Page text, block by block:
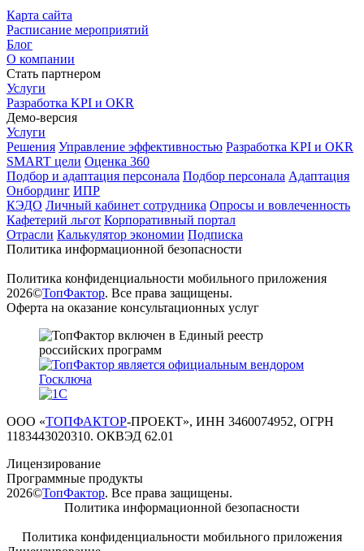
Карта сайта
Расписание мероприятий
Блог
О компании
Стать партнером
Услуги
Разработка KPI и OKR
Демо-версия
Услуги
Решения Управление эффективностью Разработка KPI и OKR
SMART цели Оценка 360
Подбор и адаптация персонала Подбор персонала Адаптация
Онбординг ИПР
КЭДО Личный кабинет сотрудника Опросы и вовлеченность
Кафетерий льгот Корпоративный портал
Отрасли Калькулятор экономии Подписка
Политика информационной безопасности
Политика конфиденциальности мобильного приложения
2026©ТопФактор. Все права защищены.
Оферта на оказание консультационных услуг
ООО «ТОПФАКТОР-ПРОЕКТ», ИНН 3460074952, ОГРН
1183443020310. ОКВЭД 62.01
Лицензирование
Программные продукты
2026©ТопФактор. Все права защищены.
Политика информационной безопасности
Политика конфиденциальности мобильного приложения